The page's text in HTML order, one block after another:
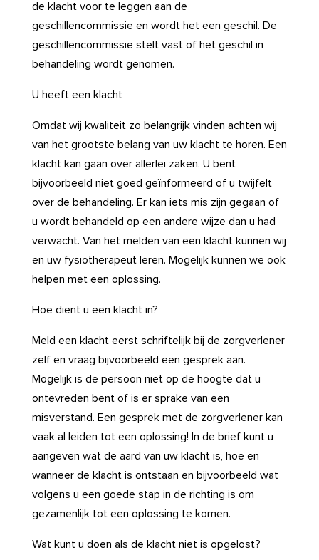
de klacht voor te leggen aan de
geschillencommissie en wordt het een geschil. De
geschillencommissie stelt vast of het geschil in
behandeling wordt genomen.
U heeft een klacht
Omdat wij kwaliteit zo belangrijk vinden achten wij
van het grootste belang van uw klacht te horen. Een
klacht kan gaan over allerlei zaken. U bent
bijvoorbeeld niet goed geïnformeerd of u twijfelt
over de behandeling. Er kan iets mis zijn gegaan of
u wordt behandeld op een andere wijze dan u had
verwacht. Van het melden van een klacht kunnen wij
en uw fysiotherapeut leren. Mogelijk kunnen we ook
helpen met een oplossing.
Hoe dient u een klacht in?
Meld een klacht eerst schriftelijk bij de zorgverlener
zelf en vraag bijvoorbeeld een gesprek aan.
Mogelijk is de persoon niet op de hoogte dat u
ontevreden bent of is er sprake van een
misverstand. Een gesprek met de zorgverlener kan
vaak al leiden tot een oplossing! In de brief kunt u
aangeven wat de aard van uw klacht is, hoe en
wanneer de klacht is ontstaan en bijvoorbeeld wat
volgens u een goede stap in de richting is om
gezamenlijk tot een oplossing te komen.
Wat kunt u doen als de klacht niet is opgelost?